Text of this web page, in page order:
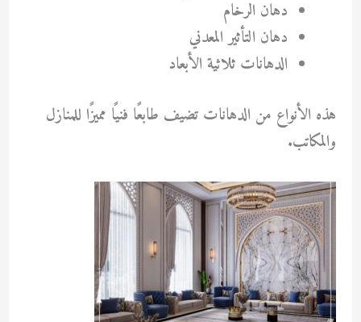
دهان الرخام
دهان التأثير المعدني
الدهانات ثلاثية الأبعاد
هذه الأنواع من الدهانات تضيف طابعًا فنيًا مميزًا للمنازل
والمكاتب.